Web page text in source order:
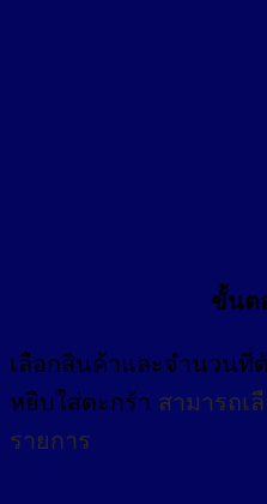
ขั้นต
เลือกสินค้าและจำนวนที่
หยิบใส่ตะกร้า สามารถเ
รายการ